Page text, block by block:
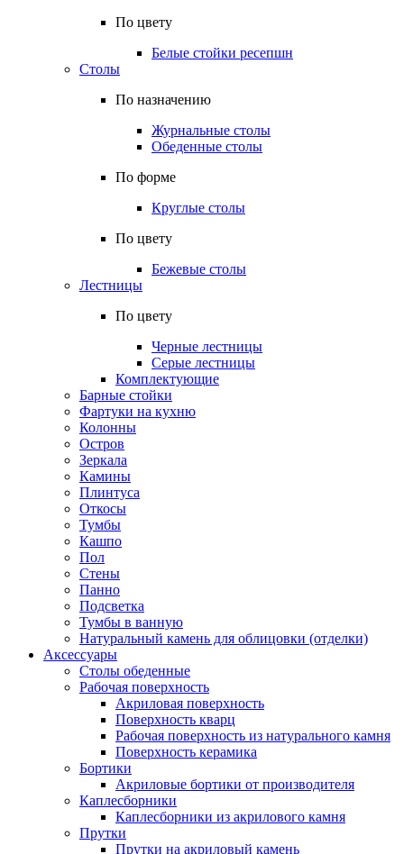
По цвету
Белые стойки ресепшн
Столы
По назначению
Журнальные столы
Обеденные столы
По форме
Круглые столы
По цвету
Бежевые столы
Лестницы
По цвету
Черные лестницы
Серые лестницы
Комплектующие
Барные стойки
Фартуки на кухню
Колонны
Остров
Зеркала
Камины
Плинтуса
Откосы
Тумбы
Кашпо
Пол
Стены
Панно
Подсветка
Тумбы в ванную
Натуральный камень для облицовки (отделки)
Аксессуары
Столы обеденные
Рабочая поверхность
Акриловая поверхность
Поверхность кварц
Рабочая поверхность из натурального камня
Поверхность керамика
Бортики
Акриловые бортики от производителя
Каплесборники
Каплесборники из акрилового камня
Прутки
Прутки на акриловый камень